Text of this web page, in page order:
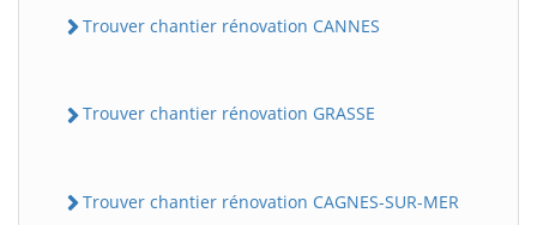
Trouver chantier rénovation CANNES
Trouver chantier rénovation GRASSE
Trouver chantier rénovation CAGNES-SUR-MER